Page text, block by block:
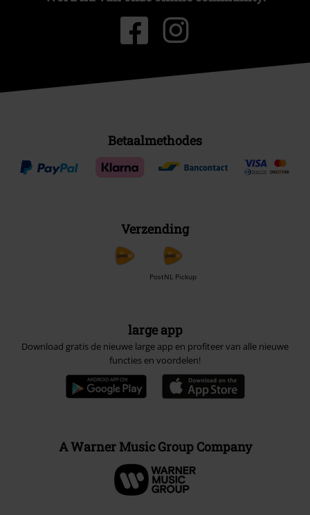
Betaalmethodes
Verzending
PostNL Pickup
large app
Download gratis de nieuwe large app en profiteer van alle nieuwe
functies en voordelen!
A Warner Music Group Company